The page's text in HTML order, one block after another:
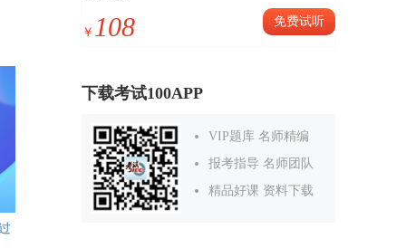
￥ 108 免费试听
下载考试100APP
VIP题库 名师精编
报考指导 名师团队
精品好课 资料下载